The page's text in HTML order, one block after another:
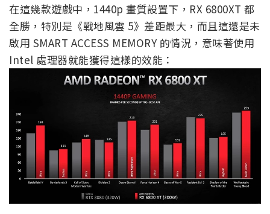
在這幾款遊戲中，1440p 畫質設置下，RX 6800XT 都
全勝，特別是《戰地風雲 5》差距最大，而且這還是未
啟用 SMART ACCESS MEMORY 的情況，意味著使用
Intel 處理器就能獲得這樣的效能：